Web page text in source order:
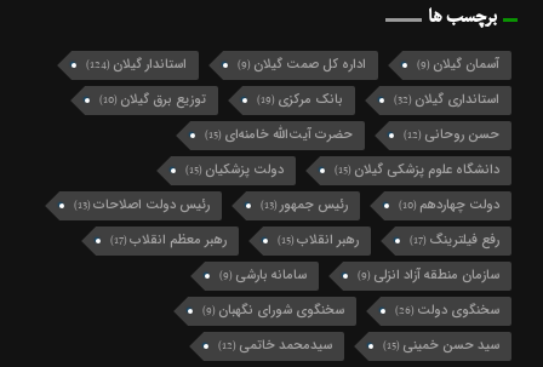
برچسب ها
آسمان گیلان (9) اداره کل صمت گیلان (9) استاندار گیلان (124)
استانداری گیلان (32) بانک مرکزی (19) توزیع برق گیلان (10)
حسن روحانی (12) حضرت آیت‌الله خامنه‌ای (15)
دانشگاه علوم پزشکی گیلان (15) دولت پزشکیان (15)
دولت چهاردهم (10) رئیس جمهور(13) رئیس دولت اصلاحات(13)
رفع فیلترینگ (17) رهبر انقلاب(15) رهبر معظم انقلاب(17)
سازمان منطقه آزاد انزلی (9) سامانه بارشی (9)
سخنگوی دولت (26) سخنگوی شورای نگهبان (9)
سید حسن خمینی (15) سیدمحمد خاتمی (12)